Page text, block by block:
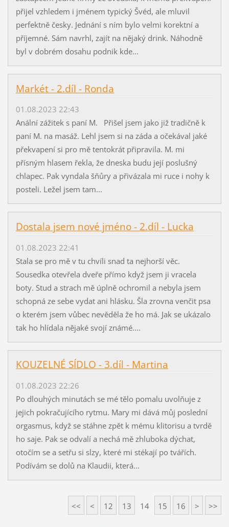
přijel vzhledem i jménem typický Švéd, ale mluvil
perfektně česky. Jednání s ním bylo velmi korektní a
příjemné. Sám navrhl, zajít na nějaký drink. Náhodně
byl v dobrém dosahu podnik kde...
Markét - 2.díl - Ronda
01.08.2023 22:43
Anální zážitek s paní M. Přišel jsem jako již tradičně k
paní M. na masáž. Lehl jsem si na záda a očekával jaké
překvapení si pro mě tentokrát připravila. M. mi
přísným hlasem řekla, že dneska budu její poslušný
chlapec. Pak vyndala šňůry a přivázala mi ruce i nohy k
posteli. Ležel jsem tam...
Dostala jsem nové jméno - 2.díl - Lucka
01.08.2023 22:41
Stala se pro mě v tu chvíli snad ta nejhorší věc.
Sousedka otevřela dveře přímo když jsem ji vracela
boty. Stud a strach mě úplně ochromil a nebyla jsem
schopná ze sebe vydat ani hlásku. Šla zrovna venčit psa
o kterém jsem vůbec nevěděla že ho má. Jak se ukázalo
tak ho hlídala nějaké svojí známé....
KOUZELNÉ SÍDLO - 3.díl - Martina
01.08.2023 22:26
Po dlouhých minutách se mé tělo pomalu uvolňuje z
jejich pokračujícího rytmu. Mary mi dává můj poslední
orgasmus, když se stáhne zpět k mému klitorisu a tvrdě
ho saje. Pak se odvalí a nechá mě zhluboka dýchat,
otočím se a setřu si slzy, které mi stékají po tvářích.
Podívám se dolů na Klaudii, která...
<< < 12 13 14 15 16 > >>